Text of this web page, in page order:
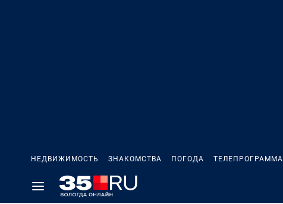
НЕДВИЖИМОСТЬ ЗНАКОМСТВА ПОГОДА ТЕЛЕПРОГРАММА